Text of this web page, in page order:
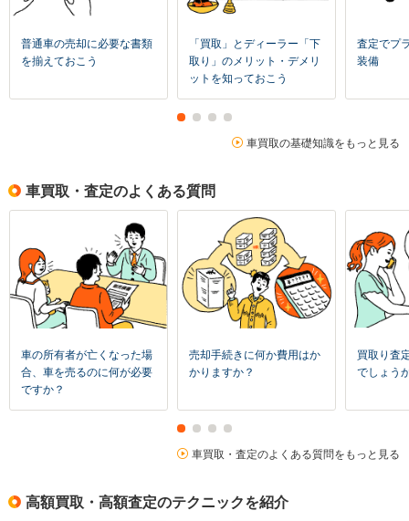
普通車の売却に必要な書類
を揃えておこう
「買取」とディーラー「下
取り」のメリット・デメリ
ットを知っておこう
査定でプ
装備
車買取の基礎知識をもっと見る
車買取・査定のよくある質問
車の所有者が亡くなった場
合、車を売るのに何が必要
ですか？
売却手続きに何か費用はか
かりますか？
買取り査
でしょう
車買取・査定のよくある質問をもっと見る
高額買取・高額査定のテクニックを紹介